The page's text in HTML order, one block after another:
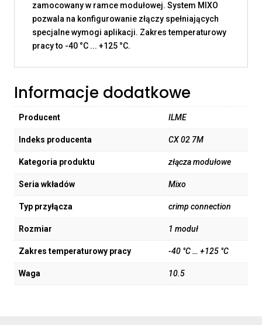
zamocowany w ramce modułowej. System MIXO
pozwala na konfigurowanie złączy spełniających
specjalne wymogi aplikacji. Zakres temperaturowy
pracy to -40 °C ... +125 °C.
Informacje dodatkowe
Producent ILME
Indeks producenta CX 02 7M
Kategoria produktu złącza modułowe
Seria wkładów Mixo
Typ przyłącza crimp connection
Rozmiar 1 moduł
Zakres temperaturowy pracy -40 °C … +125 °C
Waga 10.5